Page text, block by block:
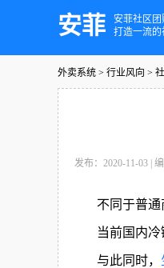
安菲
安菲社区团
打造一流的
外卖系统 > 行业风向 >
发布：2020-11-03
不同于普
当前国内
与此同时，